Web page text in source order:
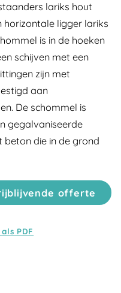
lariks hout
horizontale ligger lariks
is in de hoeken
schijven met een
zijn met
aan
De schommel is
gegalvaniseerde
die in de grond
offerte
PDF